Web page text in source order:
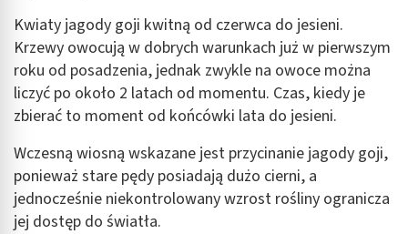
Kwiaty jagody goji kwitną od czerwca do jesieni.
Krzewy owocują w dobrych warunkach już w pierwszym
roku od posadzenia, jednak zwykle na owoce można
liczyć po około 2 latach od momentu. Czas, kiedy je
zbierać to moment od końcówki lata do jesieni.
Wczesną wiosną wskazane jest przycinanie jagody goji,
ponieważ stare pędy posiadają dużo cierni, a
jednocześnie niekontrolowany wzrost rośliny ogranicza
jej dostęp do światła.